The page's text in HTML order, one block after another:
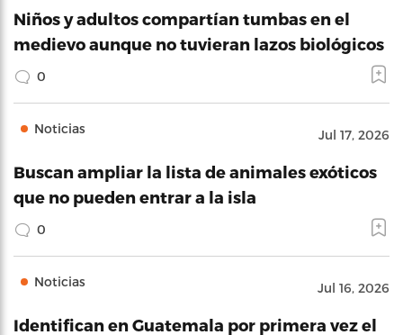
Niños y adultos compartían tumbas en el
medievo aunque no tuvieran lazos biológicos
0
Noticias Jul 17, 2026
Buscan ampliar la lista de animales exóticos
que no pueden entrar a la isla
0
Noticias Jul 16, 2026
Identifican en Guatemala por primera vez el